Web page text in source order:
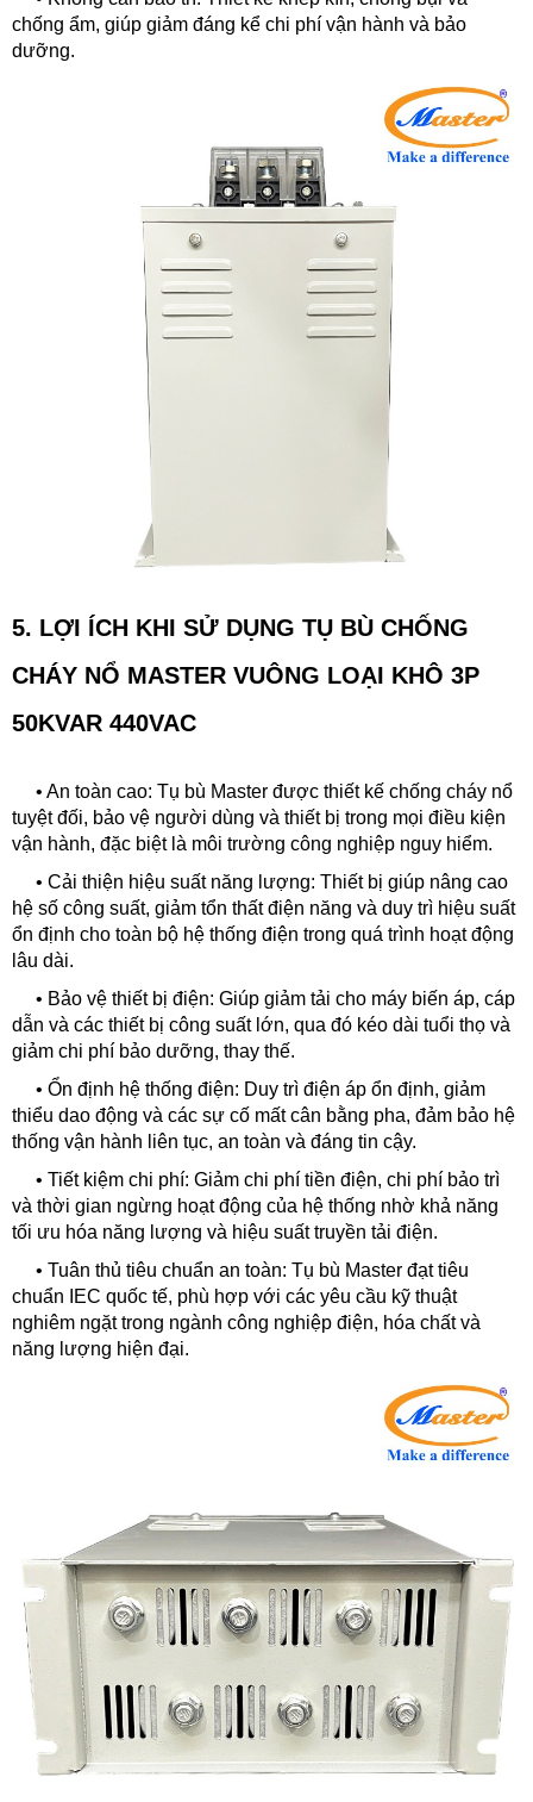
chống ẩm, giúp giảm đáng kể chi phí vận hành và bảo
dưỡng.
5. LỢI ÍCH KHI SỬ DỤNG TỤ BÙ CHỐNG
CHÁY NỔ MASTER VUÔNG LOẠI KHÔ 3P
50KVAR 440VAC
• An toàn cao: Tụ bù Master được thiết kế chống cháy nổ
tuyệt đối, bảo vệ người dùng và thiết bị trong mọi điều kiện
vận hành, đặc biệt là môi trường công nghiệp nguy hiểm.
• Cải thiện hiệu suất năng lượng: Thiết bị giúp nâng cao
hệ số công suất, giảm tổn thất điện năng và duy trì hiệu suất
ổn định cho toàn bộ hệ thống điện trong quá trình hoạt động
lâu dài.
• Bảo vệ thiết bị điện: Giúp giảm tải cho máy biến áp, cáp
dẫn và các thiết bị công suất lớn, qua đó kéo dài tuổi thọ và
giảm chi phí bảo dưỡng, thay thế.
• Ổn định hệ thống điện: Duy trì điện áp ổn định, giảm
thiểu dao động và các sự cố mất cân bằng pha, đảm bảo hệ
thống vận hành liên tục, an toàn và đáng tin cậy.
• Tiết kiệm chi phí: Giảm chi phí tiền điện, chi phí bảo trì
và thời gian ngừng hoạt động của hệ thống nhờ khả năng
tối ưu hóa năng lượng và hiệu suất truyền tải điện.
• Tuân thủ tiêu chuẩn an toàn: Tụ bù Master đạt tiêu
chuẩn IEC quốc tế, phù hợp với các yêu cầu kỹ thuật
nghiêm ngặt trong ngành công nghiệp điện, hóa chất và
năng lượng hiện đại.